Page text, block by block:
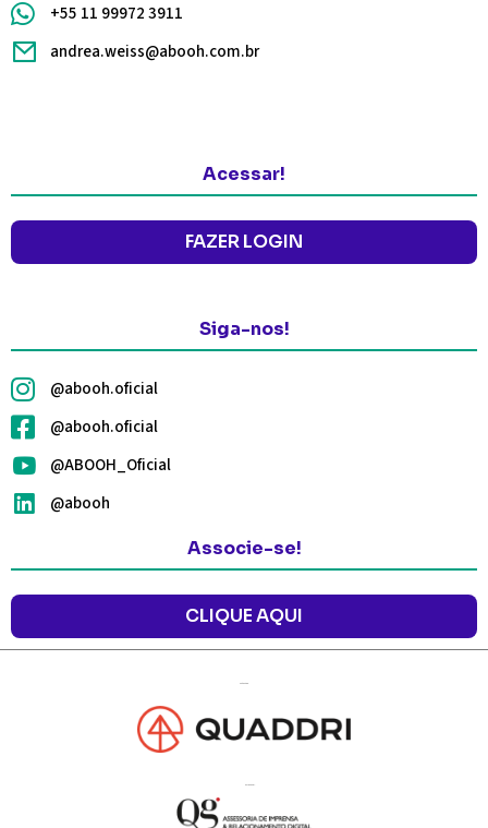
+55 11 99972 3911
andrea.weiss@abooh.com.br
Acessar!
FAZER LOGIN
Siga-nos!
@abooh.oficial
@abooh.oficial
@ABOOH_Oficial
@abooh
Associe-se!
CLIQUE AQUI